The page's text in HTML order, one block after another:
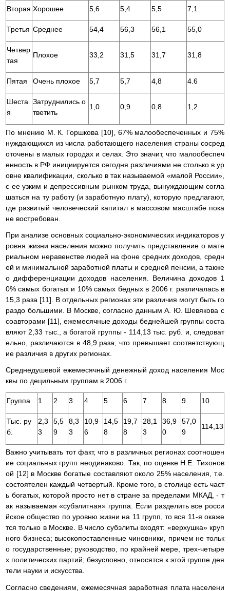
Вторая Хорошее 5,6 5,4 5,5 7,1
Третья Среднее 54,4 56,3 56,1 55,0
Четвер
тая
Плохое 33,2 31,5 31,7 31,8
Пятая Очень плохое 5,7 5,7 4,8 4.6
Шеста
я
Затруднились о
тветить
1,0 0,9 0,8 1,2
По мнению М. К. Горшкова [10], 67% малообеспеченных и 75%
нуждающихся из числа работающего населения страны сосред
оточены в малых городах и селах. Это значит, что малообеспеч
енность в РФ инициируется сегодня различиями не столько в ур
овне квалификации, сколько в так называемой «малой России»,
с ее узким и депрессивным рынком труда, вынуждающим согла
шаться на ту работу (и заработную плату), которую предлагают,
где развитый человеческий капитал в массовом масштабе пока
не востребован.
При анализе основных социально-экономических индикаторов у
ровня жизни населения можно получить представление о мате
риальном неравенстве людей на фоне средних доходов, средн
ей и минимальной заработной платы и средней пенсии, а также
о дифференциации доходов населения. Величина доходов 1
0% самых богатых и 10% самых бедных в 2006 г. различалась в
15,3 раза [11]. В отдельных регионах эти различия могут быть го
раздо большими. В Москве, согласно данным А. Ю. Шевякова с
соавторами [11], ежемесячные доходы беднейшей группы соста
вляют 2,33 тыс., а богатой группы - 114,13 тыс. руб. и, следоват
ельно, различаются в 48,9 раза, что превышает соответствующ
ие различия в других регионах.
Среднедушевой ежемесячный денежный доход населения Мос
квы по децильным группам в 2006 г.
Группа 1 2 3 4 5 6 7 8 9 10
Тыс. ру
б.
2,3
3
5,5
9
8,3
3
10,9
6
14,5
8
19,7
8
28,1
3
36,9
0
57,0
9
114,13
Важно учитывать тот факт, что в различных регионах соотношен
ие социальных групп неодинаково. Так, по оценке Н.Е. Тихонов
ой [12] в Москве богатые составляют около 25% населения, т.е.
состоятелен каждый четвертый. Кроме того, в столице есть част
ь богатых, которой просто нет в стране за пределами МКАД, - т
ак называемая «субэлитная» группа. Если разделить все росси
йское общество по уровню жизни на 11 групп, то вся 11-я окаже
тся только в Москве. В число субэлиты входят: «верхушка» круп
ного бизнеса; высокопоставленные чиновники, причем не тольк
о государственные; руководство, по крайней мере, трех-четыре
х политических партий; безусловно, относятся к этой группе дея
тели науки и искусства.
Согласно сведениям, ежемесячная заработная плата населени